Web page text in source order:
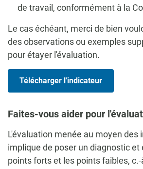
de travail, conformément à la
Le cas échéant, merci de bien
des observations ou exemples
pour étayer l'évaluation.
Télécharger l'indicateur
Faites-vous aider pour
L'évaluation menée au moyen des
implique de poser un diagnostic et
points forts et les points faibles, c.-